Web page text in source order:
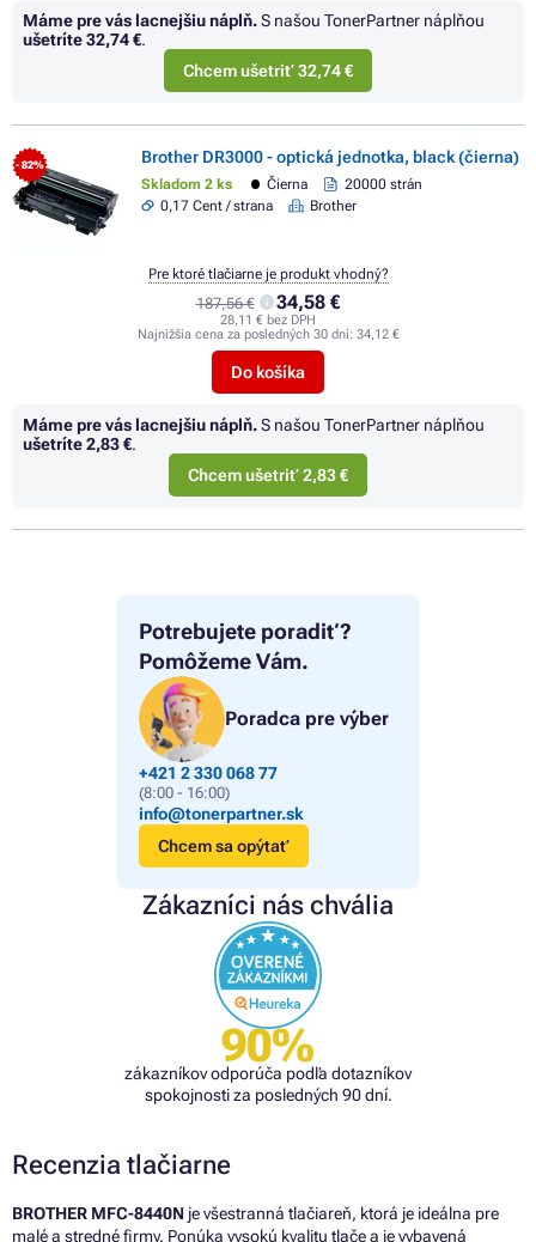
Potrebujete poradiť?
Pomôžeme Vám.
Poradca pre výber
+421 2 330 068 77
(8:00 - 16:00)
info@tonerpartner.sk
Chcem sa opýtať
Zákazníci nás chvália
90%
zákazníkov odporúča podľa dotazníkov
spokojnosti za posledných 90 dní.
Máme pre vás lacnejšiu náplň.S našou TonerPartner náplňou
ušetríte32,74 €.
Chcem ušetriť 32,74 €
- 82% Brother DR3000 - optická jednotka, black (čierna)
Skladom 2 ks Čierna
20000 strán
0,17 Cent / strana
Brother
187,56 € 34,58 €
28,11 € bez DPH
Najnižšia cena za posledných 30 dní: 34,12 €
Do košíka
Pre ktoré tlačiarne je produkt vhodný?
Máme pre vás lacnejšiu náplň.S našou TonerPartner náplňou
ušetríte2,83 €.
Chcem ušetriť 2,83 €
Recenzia tlačiarne
BROTHER MFC-8440N je všestranná tlačiareň, ktorá je ideálna pre
malé a stredné firmy. Ponúka vysokú kvalitu tlače a je vybavená